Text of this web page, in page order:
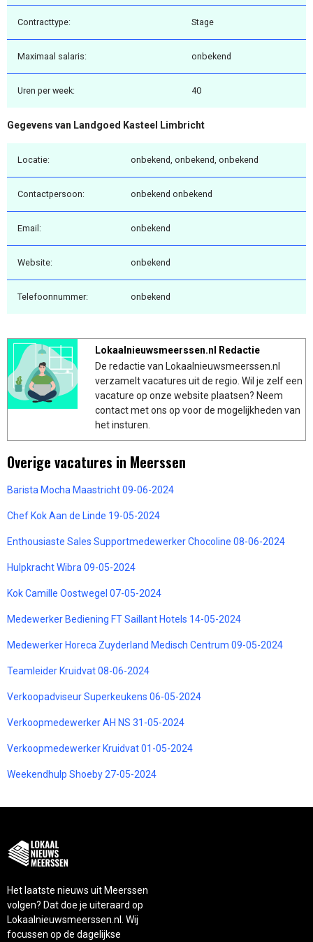
Contracttype: Stage
Maximaal salaris: onbekend
Uren per week: 40
Gegevens van Landgoed Kasteel Limbricht
Locatie: onbekend, onbekend, onbekend
Contactpersoon: onbekend onbekend
Email: onbekend
Website: onbekend
Telefoonnummer: onbekend
Lokaalnieuwsmeerssen.nl Redactie
De redactie van Lokaalnieuwsmeerssen.nl
verzamelt vacatures uit de regio. Wil je zelf een
vacature op onze website plaatsen? Neem
contact met ons op voor de mogelijkheden van
het insturen.
Overige vacatures in Meerssen
Barista Mocha Maastricht 09-06-2024
Chef Kok Aan de Linde 19-05-2024
Enthousiaste Sales Supportmedewerker Chocoline 08-06-2024
Hulpkracht Wibra 09-05-2024
Kok Camille Oostwegel 07-05-2024
Medewerker Bediening FT Saillant Hotels 14-05-2024
Medewerker Horeca Zuyderland Medisch Centrum 09-05-2024
Teamleider Kruidvat 08-06-2024
Verkoopadviseur Superkeukens 06-05-2024
Verkoopmedewerker AH NS 31-05-2024
Verkoopmedewerker Kruidvat 01-05-2024
Weekendhulp Shoeby 27-05-2024
Het laatste nieuws uit Meerssen
volgen? Dat doe je uiteraard op
Lokaalnieuwsmeerssen.nl. Wij
focussen op de dagelijkse